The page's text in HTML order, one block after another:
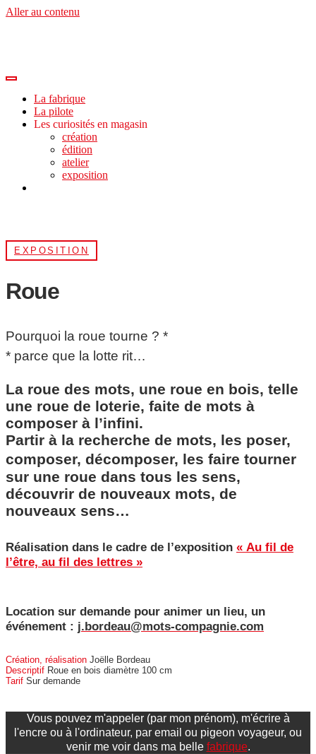
Aller au contenu
La fabrique
La pilote
Les curiosités en magasin
création
édition
atelier
exposition
EXPOSITION
Roue
Pourquoi la roue tourne ? *
* parce que la lotte rit…
La roue des mots, une roue en bois, telle
une roue de loterie, faite de mots à
composer à l’infini.
Partir à la recherche de mots, les poser,
composer, décomposer, les faire tourner
sur une roue dans tous les sens,
découvrir de nouveaux mots, de
nouveaux sens…
Réalisation dans le cadre de l’exposition « Au fil de
l’être, au fil des lettres »
Location sur demande pour animer un lieu, un
événement : j.bordeau@mots-compagnie.com
Création, réalisation Joëlle Bordeau
Descriptif Roue en bois diamètre 100 cm
Tarif Sur demande
Vous pouvez m'appeler (par mon prénom), m'écrire à
l'encre ou à l'ordinateur, par email ou pigeon voyageur, ou
venir me voir dans ma belle fabrique.